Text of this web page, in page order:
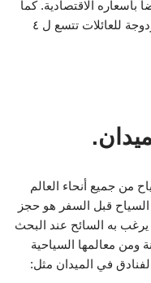
بأسعاره الاقتصادية. كما
أن الفندق مؤلف من غرف متنوعة مزدوجة للعائلات تتسع ل ٤
من جميع أنحاء العالم
قبل السفر هو حجز
يرغب به السائح عند البحث
معالمها السياحية
في الميدان مثل: